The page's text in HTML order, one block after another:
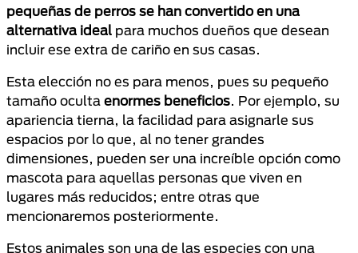
pequeñas de perros se han convertido en una
alternativa ideal para muchos dueños que desean
incluir ese extra de cariño en sus casas.
Esta elección no es para menos, pues su pequeño
tamaño oculta enormes beneficios. Por ejemplo, su
apariencia tierna, la facilidad para asignarle sus
espacios por lo que, al no tener grandes
dimensiones, pueden ser una increíble opción como
mascota para aquellas personas que viven en
lugares más reducidos; entre otras que
mencionaremos posteriormente.
Estos animales son una de las especies con una